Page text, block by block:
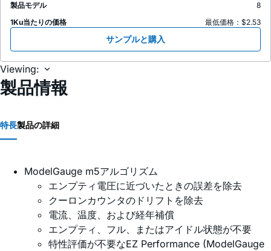
製品モデル
8
1Ku当たりの価格
最低価格：$2.53
サンプルと購入
Viewing:
製品情報
特長製品の詳細
ModelGauge m5アルゴリズム
エンプティ電圧に近づいたときの誤差を除去
クーロンカウンタのドリフトを除去
電流、温度、および経年補償
エンプティ、フル、またはアイドル状態が不要
特性評価が不要なEZ Performance (ModelGauge